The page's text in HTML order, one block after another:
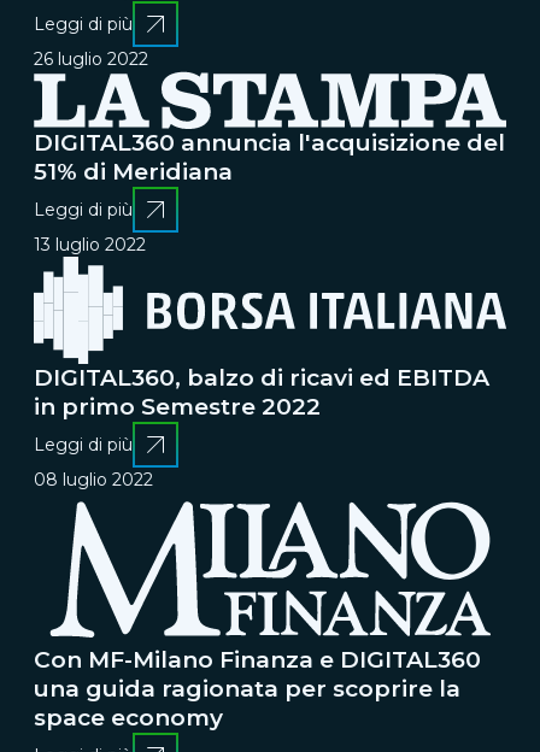
Leggi di più
26 luglio 2022
DIGITAL360 annuncia l'acquisizione del
51% di Meridiana
Leggi di più
13 luglio 2022
DIGITAL360, balzo di ricavi ed EBITDA
in primo Semestre 2022
Leggi di più
08 luglio 2022
Con MF-Milano Finanza e DIGITAL360
una guida ragionata per scoprire la
space economy